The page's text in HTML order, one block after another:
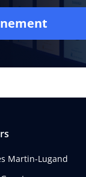
Martin-Lugand